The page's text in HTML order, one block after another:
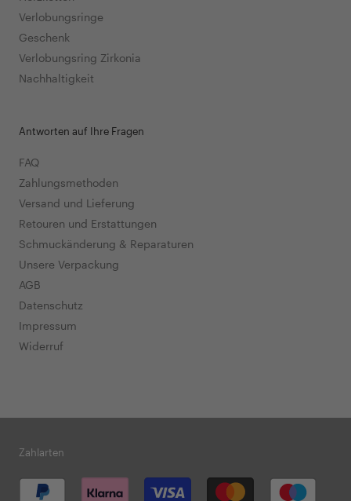
Verlobungsringe
Geschenk
Verlobungsring Zirkonia
Nachhaltigkeit
Antworten auf Ihre Fragen
FAQ
Zahlungsmethoden
Versand und Lieferung
Retouren und Erstattungen
Schmuckänderung & Reparaturen
Unsere Verpackung
AGB
Datenschutz
Impressum
Widerruf
Zahlarten